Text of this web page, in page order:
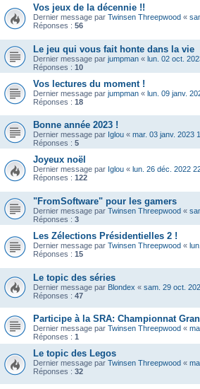
Vos jeux de la décennie !!
Dernier message par Twinsen Threepwood «
Réponses : 56
Le jeu qui vous fait honte dans la vie
Dernier message par jumpman « lun. 02 oct.
Réponses : 10
Vos lectures du moment !
Dernier message par jumpman « lun. 09 janv.
Réponses : 18
Bonne année 2023 !
Dernier message par Iglou « mar. 03 janv. 2023
Réponses : 5
Joyeux noël
Dernier message par Iglou « lun. 26 déc. 2022
Réponses : 122
"FromSoftware" pour les gamers
Dernier message par Twinsen Threepwood «
Réponses : 3
Les Zélections Présidentielles 2 !
Dernier message par Twinsen Threepwood «
Réponses : 15
Le topic des séries
Dernier message par Blondex « sam. 29 oct.
Réponses : 47
Participe à la SRA: Championnat
Dernier message par Twinsen Threepwood «
Réponses : 1
Le topic des Legos
Dernier message par Twinsen Threepwood «
Réponses : 32